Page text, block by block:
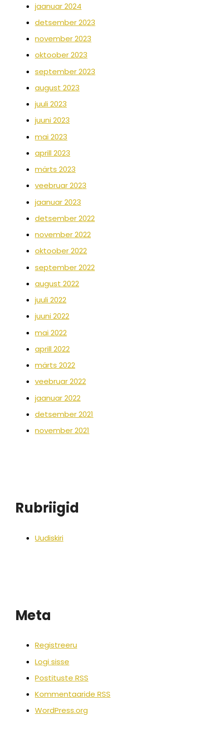
jaanuar 2024
detsember 2023
november 2023
oktoober 2023
september 2023
august 2023
juuli 2023
juuni 2023
mai 2023
aprill 2023
märts 2023
veebruar 2023
jaanuar 2023
detsember 2022
november 2022
oktoober 2022
september 2022
august 2022
juuli 2022
juuni 2022
mai 2022
aprill 2022
märts 2022
veebruar 2022
jaanuar 2022
detsember 2021
november 2021
Rubriigid
Uudiskiri
Meta
Registreeru
Logi sisse
Postituste RSS
Kommentaaride RSS
WordPress.org